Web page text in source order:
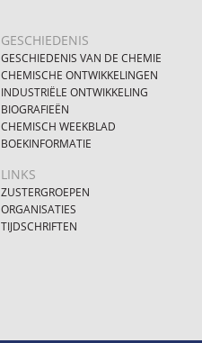
GESCHIEDENIS
GESCHIEDENIS VAN DE CHEMIE
CHEMISCHE ONTWIKKELINGEN
INDUSTRIËLE ONTWIKKELING
BIOGRAFIEËN
CHEMISCH WEEKBLAD
BOEKINFORMATIE
LINKS
ZUSTERGROEPEN
ORGANISATIES
TIJDSCHRIFTEN